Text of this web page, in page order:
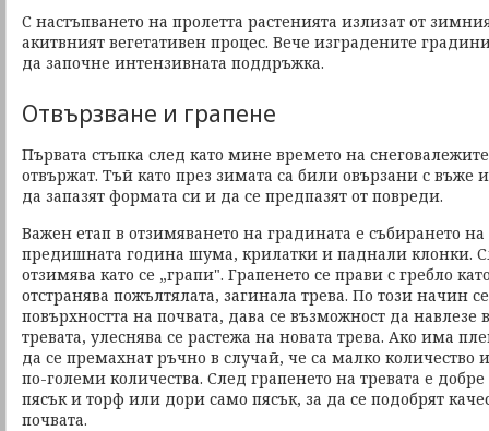
С настъпването на пролетта растенията излизат от
акитвният вегетативен процес. Вече изградените
да започне интензивната поддръжка.
Отвързване и грапене
Първата стъпка след като мине времето на
отвържат. Тъй като през зимата са били овързани с въже
да запазят формата си и да се предпазят от повреди.
Важен етап в отзимяването на градината е събирането на
предишната година шума, крилатки и паднали клонки.
отзимява като се „грапи". Грапенето се прави с гребло
отстранява пожълтялата, загинала трева. По този начин
повърхността на почвата, дава се възможност да
тревата, улеснява се растежа на новата трева. Ако има
да се премахнат ръчно в случай, че са малко количество
по-големи количества. След грапенето на тревата е
пясък и торф или дори само пясък, за да се подобрят
почвата.